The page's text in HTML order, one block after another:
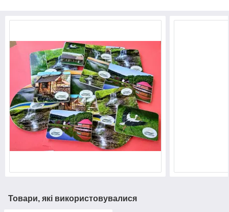
Товари, які використовувалися